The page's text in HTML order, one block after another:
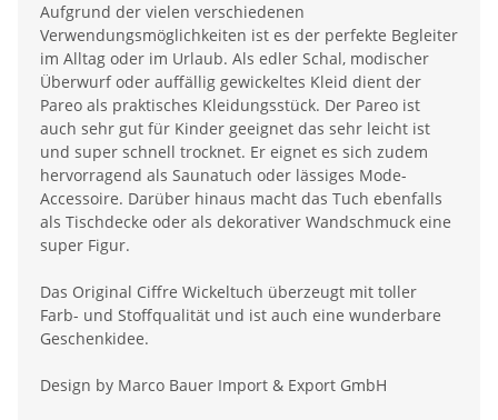
Aufgrund der vielen verschiedenen
Verwendungsmöglichkeiten ist es der perfekte Begleiter
im Alltag oder im Urlaub. Als edler Schal, modischer
Überwurf oder auffällig gewickeltes Kleid dient der
Pareo als praktisches Kleidungsstück. Der Pareo ist
auch sehr gut für Kinder geeignet das sehr leicht ist
und super schnell trocknet. Er eignet es sich zudem
hervorragend als Saunatuch oder lässiges Mode-
Accessoire. Darüber hinaus macht das Tuch ebenfalls
als Tischdecke oder als dekorativer Wandschmuck eine
super Figur.
Das Original Ciffre Wickeltuch überzeugt mit toller
Farb- und Stoffqualität und ist auch eine wunderbare
Geschenkidee.
Design by Marco Bauer Import & Export GmbH